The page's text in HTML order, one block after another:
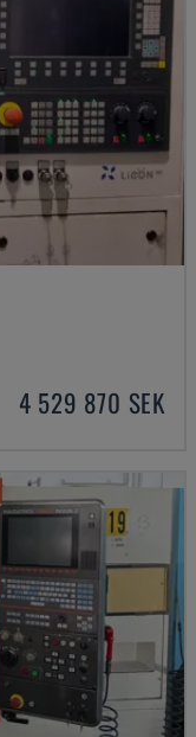
4 529 870 SEK